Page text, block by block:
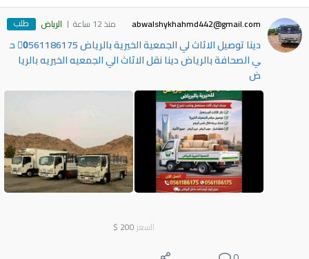
abwalshykhahmd442@gmail.com منذ 12 ساعة الرياض طلب
دينا توصيل الاثاث لي الجمعية الخيرية بالرياض 0َ561186175 ح
ي الصحافة بالرياض دينا نقل الاثاث الي الجمعيه الخيريه بالريا
ض
السعر 200
$